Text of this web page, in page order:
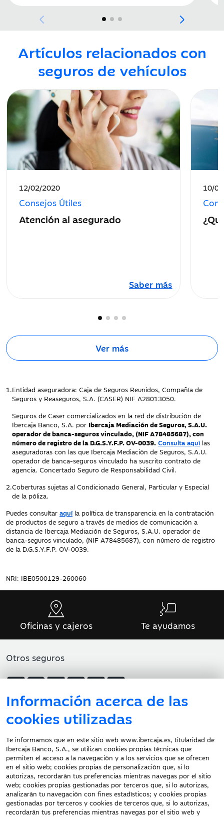
Artículos relacionados con
seguros de vehículos
Fecha
publicación:
12/02/2020
Consejos Útiles
Atención al asegurado
Saber más
Fecha
10/
Ver más
1. Entidad aseguradora: Caja de Seguros Reunidos, Compañía de
Seguros y Reaseguros, S.A. (CASER) NIF A28013050.
Seguros de Caser comercializados en la red de distribución de
Ibercaja Banco, S.A. por Ibercaja Mediación de Seguros, S.A.U.
operador de banca-seguros vinculado, (NIF A78485687), con
número de registro de la D.G.S.Y.F.P. OV-0039. Consulta aquí las
aseguradoras con las que Ibercaja Mediación de Seguros, S.A.U.
operador de banca-seguros vinculado ha suscrito contrato de
agencia. Concertado Seguro de Responsabilidad Civil.
2. Coberturas sujetas al Condicionado General, Particular y Especial
de la póliza.
Puedes consultar aquí la política de transparencia en la contratación
de productos de seguro a través de medios de comunicación a
distancia de Ibercaja Mediación de Seguros, S.A.U. operador de
banca-seguros vinculado, (NIF A78485687), con número de registro
de la D.G.S.Y.F.P. OV-0039.
NRI: IBE0500129-260060
Información acerca de las
cookies utilizadas
Te informamos que en este sitio web www.ibercaja.es, titularidad de
Ibercaja Banco, S.A., se utilizan cookies propias técnicas que
permiten el acceso a la navegación y a los servicios que se ofrecen
en el sitio web; cookies propias de personalización que, si lo
autorizas, recordarán tus preferencias mientras navegas por el sitio
web; cookies propias gestionadas por terceros que, si lo autorizas,
analizarán tu navegación con fines estadísticos; y cookies propias
gestionadas por terceros y cookies de terceros que, si lo autorizas,
recordarán tus preferencias mientras navegas por el sitio web y
Oficinas y cajeros Te ayudamos
Otros seguros
Atención al cliente
Documentación a clientes
Aviso Legal
Protección datos
personales
Tarifas y Cotizaciones